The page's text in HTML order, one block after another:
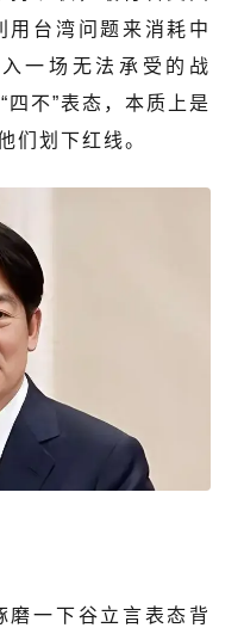
用台湾问题来消耗中
一场无法承受的战
不”表态，本质上是
们划下红线。
磨一下谷立言表态背